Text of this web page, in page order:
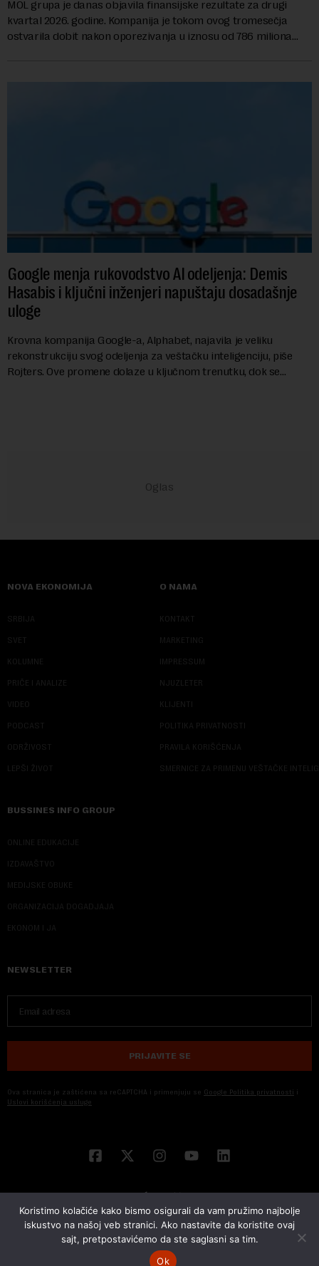
MOL grupa je danas objavila finansijske rezultate za drugi
kvartal 2026. godine. Kompanija je tokom ovog tromesečja
ostvarila dobit nakon oporezivanja u iznosu od 786 miliona
Google menja rukovodstvo AI odeljenja: Demis
Hasabis i ključni inženjeri napuštaju dosadašnje
uloge
Krovna kompanija Google-a, Alphabet, najavila je veliku
rekonstrukciju svog odeljenja za veštačku inteligenciju, piše
Rojters. Ove promene dolaze u ključnom trenutku, dok se
NOVA EKONOMIJA
SRBIJA
SVET
KOLUMNE
PRIČE I ANALIZE
VIDEO
PODCAST
ODRŽIVOST
LEPŠI ŽIVOT
O NAMA
KONTAKT
MARKETING
IMPRESSUM
NJUZLETER
KLIJENTI
POLITIKA PRIVATNOSTI
PRAVILA KORIŠĆENJA
SMERNICE ZA PRIMENU VEŠTAČKE
BUSSINES INFO GROUP
ONLINE EDUKACIJE
IZDAVAŠTVO
MEDIJSKE OBUKE
ORGANIZACIJA DOGADJAJA
EKONOM I JA
NEWSLETTER
PRIJAVITE SE
Ova stranica je zaštićena sa reCAPTCHA i primenjuju se Google Politika privatnosti i
Uslovi korišćenja usluge
© 2026 NOVA EKONOMIJA | SVA PRAVA ZADŽANA | DEVELOPED BY
Koristimo kolačiće kako bismo osigurali da vam pružimo najbolje
iskustvo na našoj veb stranici. Ako nastavite da koristite ovaj
sajt, pretpostavićemo da ste saglasni sa tim.
Ok